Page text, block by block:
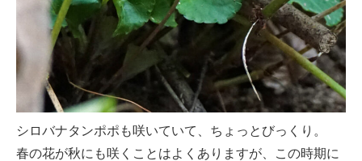
シロバナタンポポも咲いていて、ちょっとびっくり。
春の花が秋にも咲くことはよくありますが、この時期に